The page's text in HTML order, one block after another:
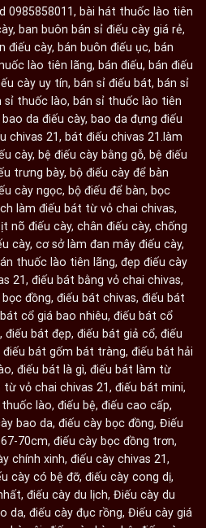
0985858011, bài hát thuốc lào tiên
, ban buôn bán sỉ điếu cày giá rẻ,
điếu cày, bán buôn điếu ục, bán
lào tiên lãng, bán điếu, bán điếu
cày uy tín, bán sỉ điếu bát, bán sỉ
sỉ thuốc lào, bán sỉ thuốc lào tiên
bao da điếu cày, bao da đựng điếu
chivas 21, bát điếu chivas 21.làm
cày, bệ điếu cày bằng gỗ, bệ điếu
trưng bày, bộ điếu cày để bàn
cày ngọc, bộ điếu để bàn, bọc
làm điếu bát từ vỏ chai chivas,
nõ điếu cày, chân điếu cày, chống
cày, cơ sở làm đan mây điếu cày,
thuốc lào tiên lãng, đẹp điếu cày
21, điếu bát bằng vỏ chai chivas,
đồng, điếu bát chivas, điếu bát
cổ giá bao nhiêu, điếu bát cổ
, điếu bát đẹp, điếu bát giả cổ, điếu
điếu bát gốm bát tràng, điếu bát hải
, điếu bát là gì, điếu bát làm từ
vỏ chai chivas 21, điếu bát mini,
lào, điếu bệ, điếu cao cấp,
bao da, điếu cày bọc đồng, Điếu
70cm, điếu cày bọc đồng trơn,
chính xinh, điếu cày chivas 21,
cày có bệ đỡ, điếu cày cong dị,
, điếu cày du lịch, Điếu cày du
da, điếu cày đục rồng, Điếu cày giá